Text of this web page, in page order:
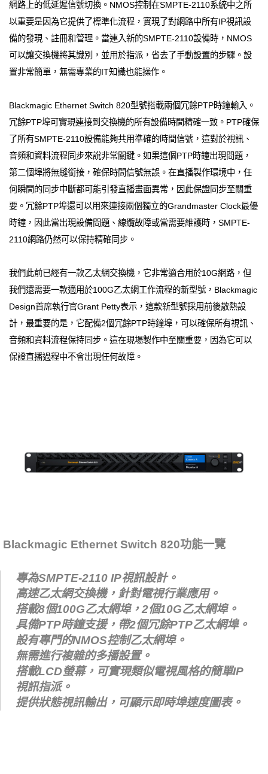
網路上的低延遲信號切換。NMOS控制在SMPTE-2110系統中之所
以重要是因為它提供了標準化流程，實現了對網路中所有IP視訊設
備的發現、註冊和管理。當連入新的SMPTE-2110設備時，NMOS
可以讓交換機將其識別，並用於指派，省去了手動設置的步驟。設
置非常簡單，無需專業的IT知識也能操作。
Blackmagic Ethernet Switch 820型號搭載兩個冗餘PTP時鐘輸入。
冗餘PTP埠可實現連接到交換機的所有設備時間精確一致。PTP確保
了所有SMPTE-2110設備能夠共用準確的時間信號，這對於視訊、
音頻和資料流程同步來說非常關鍵。如果這個PTP時鐘出現問題，
第二個埠將無縫銜接，確保時間信號無誤。在直播製作環境中，任
何瞬間的同步中斷都可能引發直播畫面異常，因此保證同步至關重
要。冗餘PTP埠還可以用來連接兩個獨立的Grandmaster Clock最優
時鐘，因此當出現設備問題、線纜故障或當需要維護時，SMPTE-
2110網路仍然可以保持精確同步。
我們此前已經有一款乙太網交換機，它非常適合用於10G網路，但
我們還需要一款適用於100G乙太網工作流程的新型號，Blackmagic
Design首席執行官Grant Petty表示，這款新型號採用前後散熱設
計，最重要的是，它配備2個冗餘PTP時鐘埠，可以確保所有視訊、
音頻和資料流程保持同步。這在現場製作中至關重要，因為它可以
保證直播過程中不會出現任何故障。
Blackmagic Ethernet Switch 820功能一覽
專為SMPTE-2110 IP視訊設計。
高速乙太網交換機，針對電視行業應用。
搭載8個100G乙太網埠，2個10G乙太網埠。
具備PTP時鐘支援，帶2個冗餘PTP乙太網埠。
設有專門的NMOS控制乙太網埠。
無需進行複雜的多播設置。
搭載LCD螢幕，可實現類似電視風格的簡單IP
視訊指派。
提供狀態視訊輸出，可顯示即時埠速度圖表。